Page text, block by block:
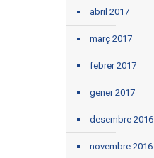
abril 2017
març 2017
febrer 2017
gener 2017
desembre 2016
novembre 2016